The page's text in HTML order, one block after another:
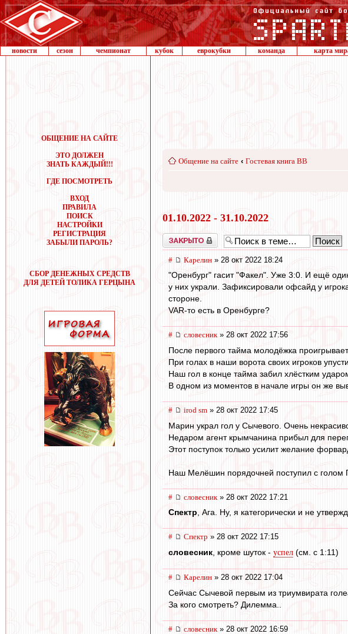
новости сезон чемпионат кубок еврокубки команда карта
ОБЩЕНИЕ НА САЙТЕ
ЭТО ДОЛЖЕН
ЗНАТЬ КАЖДЫЙ!!!
ГДЕ ПОСМОТРЕТЬ
ВХОД
ПРАВИЛА
ПОИСК
НАСТРОЙКИ
РЕГИСТРАЦИЯ
ЗАБЫЛИ ПАРОЛЬ?
СБОР ДЕНЕЖНЫХ СРЕДСТВ
ДЛЯ ДЕТЕЙ ТОЛИКА ГЕРЦЫНА
Общение на сайте ‹ Гостевая книга ВВ
01.10.2022 - 31.10.2022
Закрыто
# Карелин » 28 окт 2022 18:24
"Оренбург" гасит "Факел". Уже 3:0. И ещё
у них украли. Зафиксировали офсайд у
стороне.
VAR-то есть в Оренбурге?
# словесник» 28 окт 2022 17:56
После первого тайма молодёжка
При голах в наши ворота своих игроков
Наш гол в конце тайма забил хлёстким
В одном из моментов в начале игры он же
# irod sm » 28 окт 2022 17:45
Марин украл гол у Сычевого. Очень
Недаром агент крымчанина прибыл для
Этот поступок только усилит желание
Наш Мелёшин порядочней поступил с голом
# словесник » 28 окт 2022 17:21
Спектр, Ага. Ну, я категорически и не
# Спектр » 28 окт 2022 17:15
словесник , кроме шуток - успел (см. с 1:11)
# Карелин » 28 окт 2022 17:04
Сейчас Сычевой первым из триумвирата
За кого смотреть? Дилемма..
# словесник » 28 окт 2022 16:59